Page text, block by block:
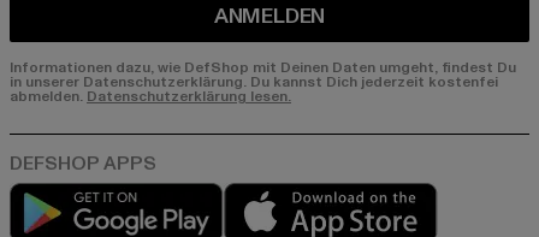
ANMELDEN
Informationen dazu, wie DefShop mit Deinen Daten umgeht, findest Du
in unserer Datenschutzerklärung. Du kannst Dich jederzeit kostenfei
abmelden. Datenschutzerklärung lesen.
Play market